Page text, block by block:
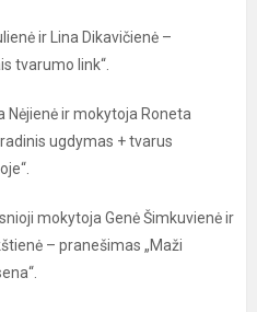
ir Lina Dikavičienė –
tvarumo link“.
ir mokytoja Roneta
ugdymas + tvarus
mokytoja Genė Šimkuvienė ir
– pranešimas „Maži